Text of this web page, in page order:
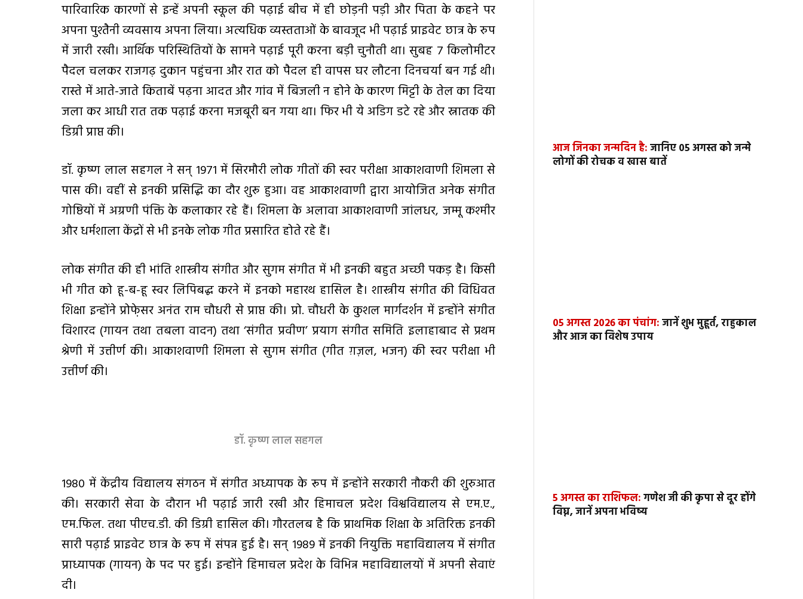
पारिवारिक कारणों से इन्हें अपनी स्कूल की पढ़ाई बीच में ही छोड़नी पड़ी और पिता के कहने पर
अपना पुश्तैनी व्यवसाय अपना लिया। अत्यधिक व्यस्तताओं के बावजूद भी पढ़ाई प्राइवेट छात्र के रुप
में जारी रखी। आर्थिक परिस्थितियों के सामने पढ़ाई पूरी करना बड़ी चुनौती था। सुबह 7 किलोमीटर
पैदल चलकर राजगढ़ दुकान पहुंचना और रात को पैदल ही वापस घर लौटना दिनचर्या बन गई थी।
रास्ते में आते-जाते किताबें पढ़ना आदत और गांव में बिजली न होने के कारण मिट्टी के तेल का दिया
जला कर आधी रात तक पढ़ाई करना मजबूरी बन गया था। फिर भी ये अडिग डटे रहे और स्नातक की
डिग्री प्राप्त की।
डॉ. कृष्ण लाल सहगल ने सन् 1971 में सिरमौरी लोक गीतों की स्वर परीक्षा आकाशवाणी शिमला से
पास की। वहीं से इनकी प्रसिद्धि का दौर शुरू हुआ। वह आकाशवाणी द्वारा आयोजित अनेक संगीत
गोष्ठियों में अग्रणी पंक्ति के कलाकार रहे हैं। शिमला के अलावा आकाशवाणी जांलधर, जम्मू कश्मीर
और धर्मशाला केंद्रों से भी इनके लोक गीत प्रसारित होते रहे हैं।
लोक संगीत की ही भांति शास्त्रीय संगीत और सुगम संगीत में भी इनकी बहुत अच्छी पकड़ है। किसी
भी गीत को हू-ब-हू स्वर लिपिबद्ध करने में इनको महारथ हासिल है। शास्त्रीय संगीत की विधिवत
शिक्षा इन्होंने प्रोफे़सर अनंत राम चौधरी से प्राप्त की। प्रो. चौधरी के कुशल मार्गदर्शन में इन्होंने संगीत
विशारद (गायन तथा तबला वादन) तथा ‘संगीत प्रवीण’ प्रयाग संगीत समिति इलाहाबाद से प्रथम
श्रेणी में उत्तीर्ण की। आकाशवाणी शिमला से सुगम संगीत (गीत ग़ज़ल, भजन) की स्वर परीक्षा भी
उत्तीर्ण की।
डॉ. कृष्ण लाल सहगल
1980 में केंद्रीय विद्यालय संगठन में संगीत अध्यापक के रूप में इन्होंने सरकारी नौकरी की शुरुआत
की। सरकारी सेवा के दौरान भी पढ़ाई जारी रखी और हिमाचल प्रदेश विश्वविद्यालय से एम.ए.,
एम.फिल. तथा पीएच.डी. की डिग्री हासिल की। गौरतलब है कि प्राथमिक शिक्षा के अतिरिक्त इनकी
सारी पढ़ाई प्राइवेट छात्र के रूप में संपन्न हुई है। सन् 1989 में इनकी नियुक्ति महाविद्यालय में संगीत
प्राध्यापक (गायन) के पद पर हुई। इन्होंने हिमाचल प्रदेश के विभिन्न महाविद्यालयों में अपनी सेवाएं
दी।
आज जिनका जन्मदिन है:जानिए 05 अगस्त को जन्मे
लोगों की रोचक व खास बातें
05 अगस्त 2026 का पंचांग:जानें शुभ मुहूर्त, राहुकाल
और आज का विशेष उपाय
5 अगस्त का राशिफल:गणेश जी की कृपा से दूर होंगे
विघ्न, जानें अपना भविष्य